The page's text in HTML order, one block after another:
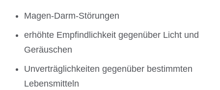
Magen-Darm-Störungen
erhöhte Empfindlichkeit gegenüber Licht und
Geräuschen
Unverträglichkeiten gegenüber bestimmten
Lebensmitteln